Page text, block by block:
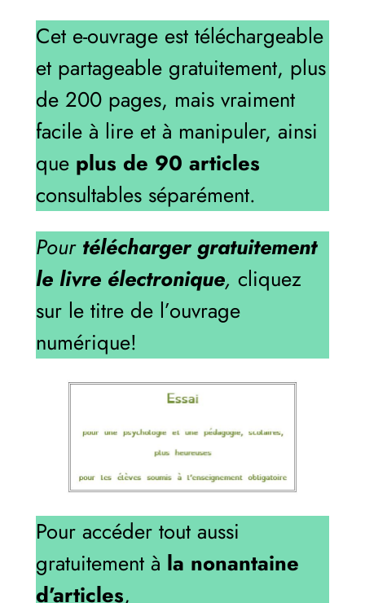
Cet e-ouvrage est téléchargeable
et partageable gratuitement, plus
de 200 pages, mais vraiment
facile à lire et à manipuler, ainsi
que plus de 90 articles
consultables séparément.
Pour télécharger gratuitement
le livre électronique, cliquez
sur le titre de l’ouvrage
numérique!
Pour accéder tout aussi
gratuitement à la nonantaine
d’articles,